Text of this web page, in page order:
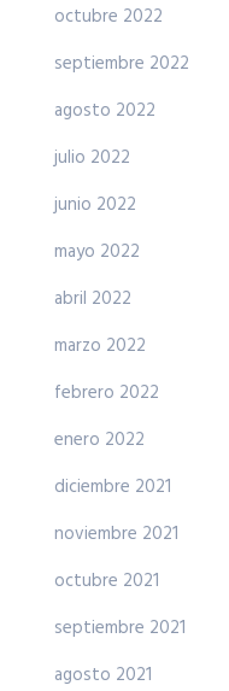
octubre 2022
septiembre 2022
agosto 2022
julio 2022
junio 2022
mayo 2022
abril 2022
marzo 2022
febrero 2022
enero 2022
diciembre 2021
noviembre 2021
octubre 2021
septiembre 2021
agosto 2021